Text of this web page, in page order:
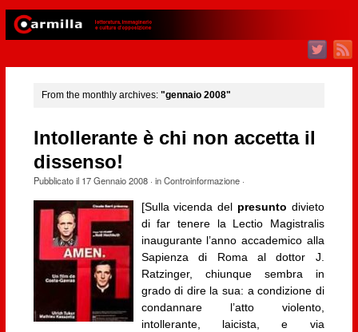
From the monthly archives: "gennaio 2008"
Intollerante è chi non accetta il
dissenso!
Pubblicato il 17 Gennaio 2008· inControinformazione·
[Sulla vicenda del presunto divieto
di far tenere la Lectio Magistralis
inaugurante l’anno accademico alla
Sapienza di Roma al dottor J.
Ratzinger, chiunque sembra in
grado di dire la sua: a condizione di
condannare l’atto violento,
intollerante, laicista, e via